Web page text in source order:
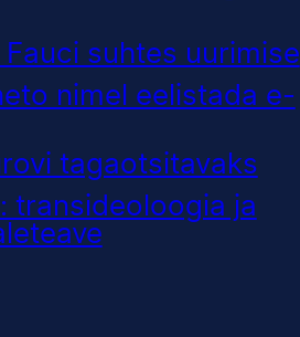
suhtes uurimise
nimel eelistada e-
tagaotsitavaks
transideoloogia ja